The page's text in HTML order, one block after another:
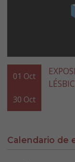
01 Oct
30 Oct
Calendario de